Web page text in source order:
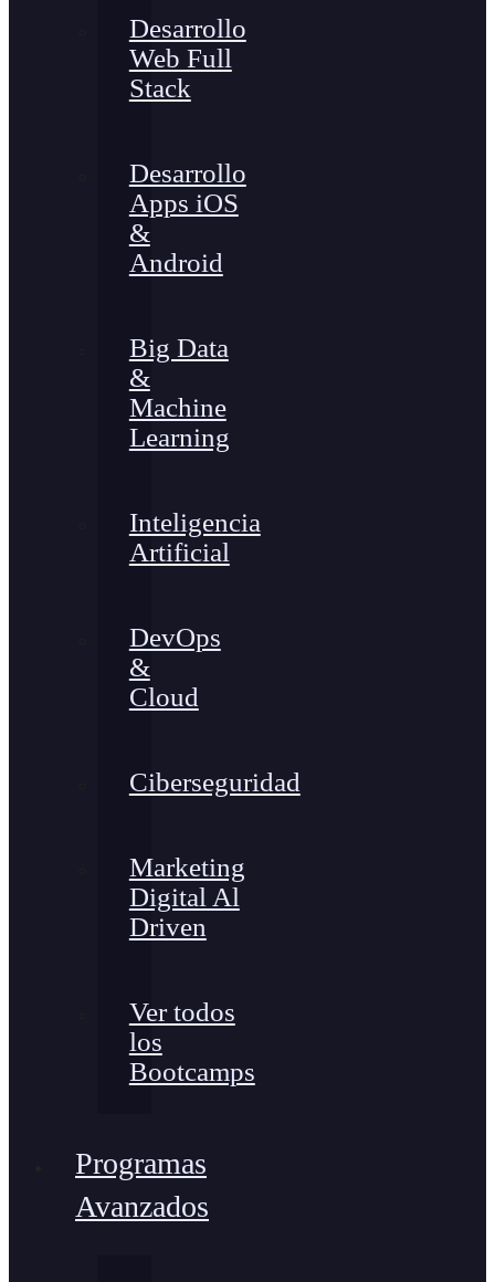
Desarrollo
Web Full
Stack
Desarrollo
Apps iOS
&
Android
Big Data
&
Machine
Learning
Inteligencia
Artificial
DevOps
&
Cloud
Ciberseguridad
Marketing
Digital Al
Driven
Ver todos
los
Bootcamps
Programas
Avanzados